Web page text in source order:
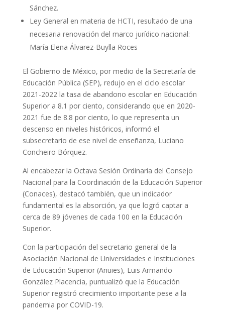
Sánchez.
Ley General en materia de HCTI, resultado de una
necesaria renovación del marco jurídico nacional:
María Elena Álvarez-Buylla Roces
El Gobierno de México, por medio de la Secretaría de
Educación Pública (SEP), redujo en el ciclo escolar
2021-2022 la tasa de abandono escolar en Educación
Superior a 8.1 por ciento, considerando que en 2020-
2021 fue de 8.8 por ciento, lo que representa un
descenso en niveles históricos, informó el
subsecretario de ese nivel de enseñanza, Luciano
Concheiro Bórquez.
Al encabezar la Octava Sesión Ordinaria del Consejo
Nacional para la Coordinación de la Educación Superior
(Conaces), destacó también, que un indicador
fundamental es la absorción, ya que logró captar a
cerca de 89 jóvenes de cada 100 en la Educación
Superior.
Con la participación del secretario general de la
Asociación Nacional de Universidades e Instituciones
de Educación Superior (Anuies), Luis Armando
González Placencia, puntualizó que la Educación
Superior registró crecimiento importante pese a la
pandemia por COVID-19.